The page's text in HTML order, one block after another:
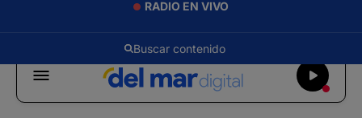
RADIO EN VIVO